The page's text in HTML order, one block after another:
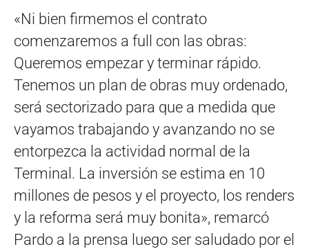
«Ni bien firmemos el contrato
comenzaremos a full con las obras:
Queremos empezar y terminar rápido.
Tenemos un plan de obras muy ordenado,
será sectorizado para que a medida que
vayamos trabajando y avanzando no se
entorpezca la actividad normal de la
Terminal. La inversión se estima en 10
millones de pesos y el proyecto, los renders
y la reforma será muy bonita», remarcó
Pardo a la prensa luego ser saludado por el